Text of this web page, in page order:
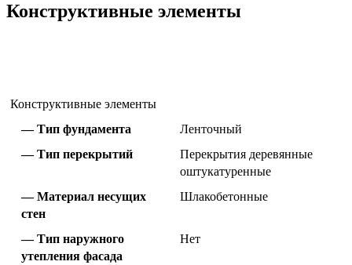
Конструктивные элементы
Конструктивные элементы
Тип фундамента
Ленточный
Тип перекрытий
Перекрытия деревянные
оштукатуренные
Материал несущих
стен
Шлакобетонные
Тип наружного
утепления фасада
Нет